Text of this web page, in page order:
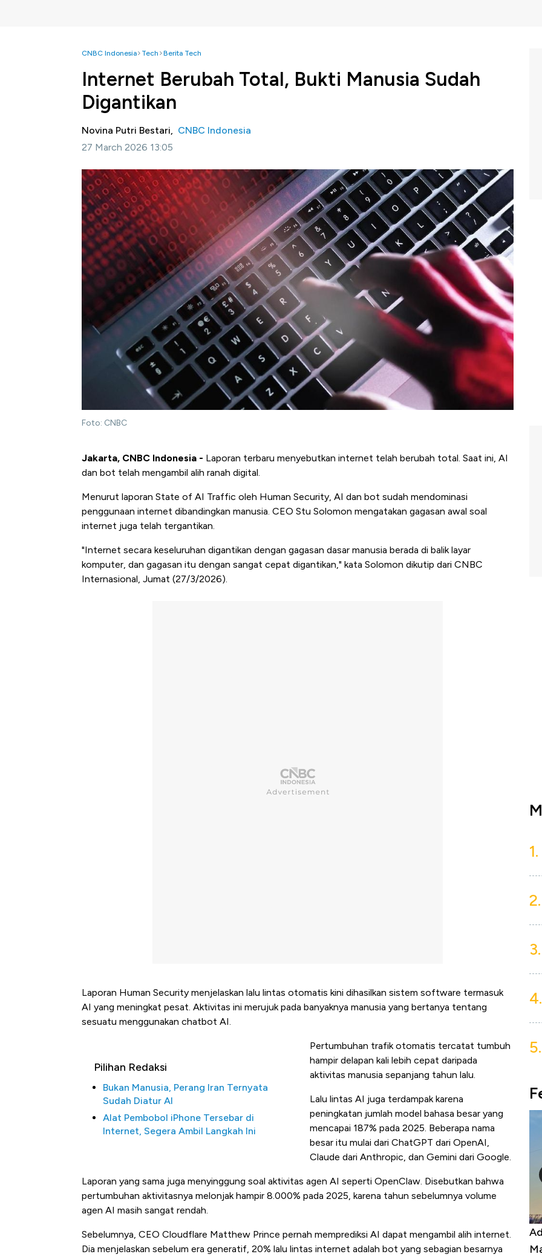
CNBC Indonesia Tech Berita Tech
Internet Berubah Total, Bukti Manusia Sudah
Digantikan
Novina Putri Bestari, CNBC Indonesia
27 March 2026 13:05
Foto: CNBC
Jakarta, CNBC Indonesia - Laporan terbaru menyebutkan internet telah berubah total. Saat ini, AI
dan bot telah mengambil alih ranah digital.
Menurut laporan State of AI Traffic oleh Human Security, AI dan bot sudah mendominasi
penggunaan internet dibandingkan manusia. CEO Stu Solomon mengatakan gagasan awal soal
internet juga telah tergantikan.
"Internet secara keseluruhan digantikan dengan gagasan dasar manusia berada di balik layar
komputer, dan gagasan itu dengan sangat cepat digantikan," kata Solomon dikutip dari CNBC
Internasional, Jumat (27/3/2026).
Laporan Human Security menjelaskan lalu lintas otomatis kini dihasilkan sistem software termasuk
AI yang meningkat pesat. Aktivitas ini merujuk pada banyaknya manusia yang bertanya tentang
sesuatu menggunakan chatbot AI.
Pilihan Redaksi
Bukan Manusia, Perang Iran Ternyata
Sudah Diatur AI
Alat Pembobol iPhone Tersebar di
Internet, Segera Ambil Langkah Ini
Pertumbuhan trafik otomatis tercatat tumbuh
hampir delapan kali lebih cepat daripada
aktivitas manusia sepanjang tahun lalu.
Lalu lintas AI juga terdampak karena
peningkatan jumlah model bahasa besar yang
mencapai 187% pada 2025. Beberapa nama
besar itu mulai dari ChatGPT dari OpenAI,
Claude dari Anthropic, dan Gemini dari Google.
Laporan yang sama juga menyinggung soal aktivitas agen AI seperti OpenClaw. Disebutkan bahwa
pertumbuhan aktivitasnya melonjak hampir 8.000% pada 2025, karena tahun sebelumnya volume
agen AI masih sangat rendah.
Sebelumnya, CEO Cloudflare Matthew Prince pernah memprediksi AI dapat mengambil alih internet.
Dia menjelaskan sebelum era generatif, 20% lalu lintas internet adalah bot yang sebagian besarnya
1.
2.
3.
4.
5.
Kongo Tutup Keran Ekspor, Harga
Tembaga Terbang ke Zona Berbahaya
Adu Panas Kinerja Emiten Minyak RI,
Mana yang Cuannya Paling Menyala?